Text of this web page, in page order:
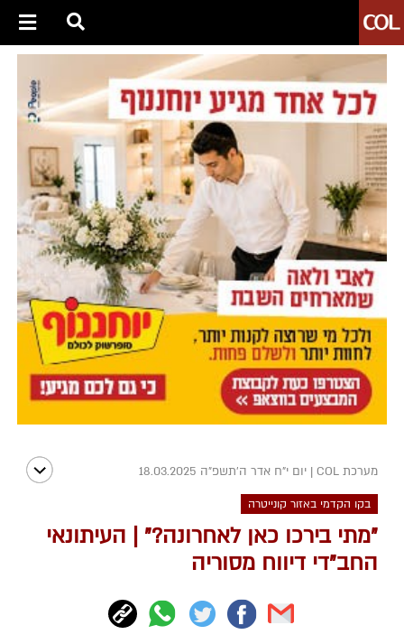
מערכת COL | יום י"ח אדר ה׳תשפ״ה 18.03.2025
בקו הקדמי באזור קונייטרה
"מתי בירכו כאן לאחרונה?" | העיתונאי
החב"די דיווח מסוריה